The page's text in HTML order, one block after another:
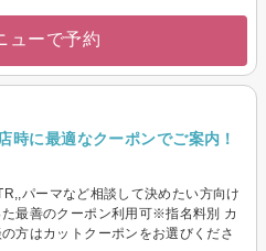
ューで予約
時に最適なクーポンでご案内！
パーマなど相談して決めたい方向け
最善のクーポン利用可※指名料別 カ
方はカットクーポンをお選びくださ